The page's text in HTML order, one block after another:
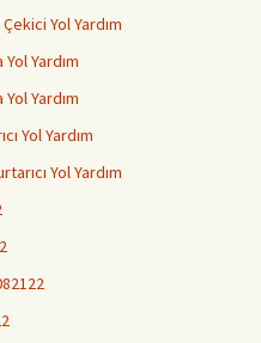
Yol Yardım
Yardım
Yardım
Yol Yardım
Yol Yardım